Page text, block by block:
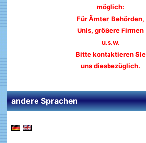
möglich:
Für Ämter, Behörden,
Unis, größere Firmen
u.s.w.
Bitte kontaktieren Sie
uns diesbezüglich.
andere Sprachen